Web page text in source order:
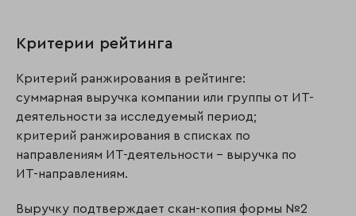
Критерии рейтинга
Критерий ранжирования в рейтинге:
суммарная выручка компании или группы от ИТ-
деятельности за исследуемый период;
критерий ранжирования в списках по
направлениям ИТ-деятельности – выручка по
ИТ-направлениям.
Выручку подтверждает скан-копия формы №2